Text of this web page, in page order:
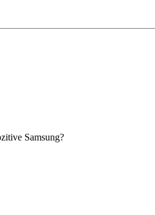
Samsung?